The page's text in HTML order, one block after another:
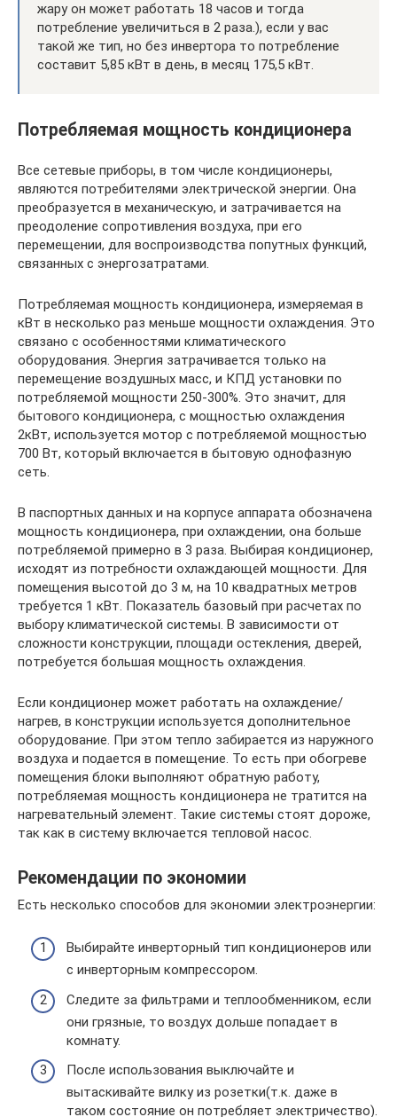
жару он может работать 18 часов и тогда
потребление увеличиться в 2 раза.), если у вас
такой же тип, но без инвертора то потребление
составит 5,85 кВт в день, в месяц 175,5 кВт.
Потребляемая мощность кондиционера
Все сетевые приборы, в том числе кондиционеры,
являются потребителями электрической энергии. Она
преобразуется в механическую, и затрачивается на
преодоление сопротивления воздуха, при его
перемещении, для воспроизводства попутных функций,
связанных с энергозатратами.
Потребляемая мощность кондиционера, измеряемая в
кВт в несколько раз меньше мощности охлаждения. Это
связано с особенностями климатического
оборудования. Энергия затрачивается только на
перемещение воздушных масс, и КПД установки по
потребляемой мощности 250-300%. Это значит, для
бытового кондиционера, с мощностью охлаждения
2кВт, используется мотор с потребляемой мощностью
700 Вт, который включается в бытовую однофазную
сеть.
В паспортных данных и на корпусе аппарата обозначена
мощность кондиционера, при охлаждении, она больше
потребляемой примерно в 3 раза. Выбирая кондиционер,
исходят из потребности охлаждающей мощности. Для
помещения высотой до 3 м, на 10 квадратных метров
требуется 1 кВт. Показатель базовый при расчетах по
выбору климатической системы. В зависимости от
сложности конструкции, площади остекления, дверей,
потребуется большая мощность охлаждения.
Если кондиционер может работать на охлаждение/
нагрев, в конструкции используется дополнительное
оборудование. При этом тепло забирается из наружного
воздуха и подается в помещение. То есть при обогреве
помещения блоки выполняют обратную работу,
потребляемая мощность кондиционера не тратится на
нагревательный элемент. Такие системы стоят дороже,
так как в систему включается тепловой насос.
Рекомендации по экономии
Есть несколько способов для экономии электроэнергии:
Выбирайте инверторный тип кондиционеров или
с инверторным компрессором.
Следите за фильтрами и теплообменником, если
они грязные, то воздух дольше попадает в
комнату.
После использования выключайте и
вытаскивайте вилку из розетки(т.к. даже в
таком состояние он потребляет электричество).